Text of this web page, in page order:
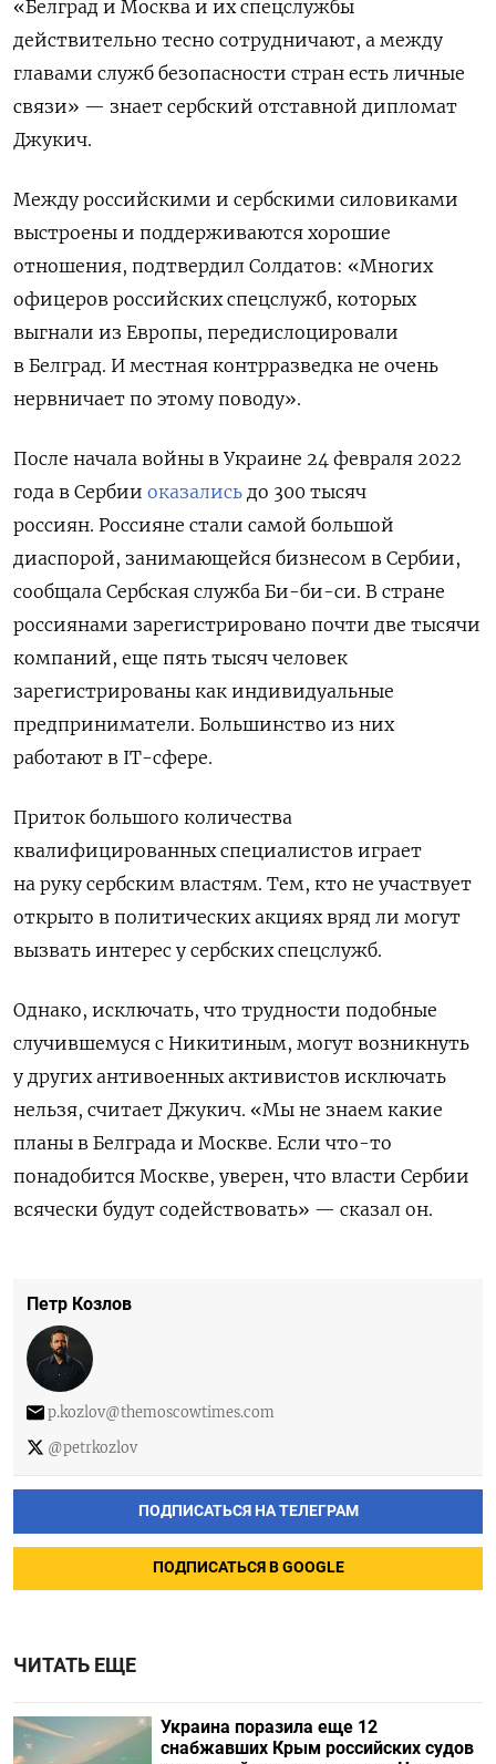
«Белград и Москва и их спецслужбы
действительно тесно сотрудничают, а между
главами служб безопасности стран есть личные
связи» — знает сербский отставной дипломат
Джукич.
Между российскими и сербскими силовиками
выстроены и поддерживаются хорошие
отношения, подтвердил Солдатов: «Многих
офицеров российских спецслужб, которых
выгнали из Европы, передислоцировали
в Белград. И местная контрразведка не очень
нервничает по этому поводу».
После начала войны в Украине 24 февраля 2022
года в Сербии оказались до 300 тысяч
россиян. Россияне стали самой большой
диаспорой, занимающейся бизнесом в Сербии,
сообщала Сербская служба Би-би-си. В стране
россиянами зарегистрировано почти две тысячи
компаний, еще пять тысяч человек
зарегистрированы как индивидуальные
предприниматели. Большинство из них
работают в IT-сфере.
Приток большого количества
квалифицированных специалистов играет
на руку сербским властям. Тем, кто не участвует
открыто в политических акциях вряд ли могут
вызвать интерес у сербских спецслужб.
Однако, исключать, что трудности подобные
случившемуся с Никитиным, могут возникнуть
у других антивоенных активистов исключать
нельзя, считает Джукич. «Мы не знаем какие
планы в Белграда и Москве. Если что-то
понадобится Москве, уверен, что власти Сербии
всячески будут содействовать» — сказал он.
Петр Козлов
p.kozlov@themoscowtimes.com
@petrkozlov
ПОДПИСАТЬСЯ НА ТЕЛЕГРАМ
ПОДПИСАТЬСЯ В GOOGLE
ЧИТАТЬ ЕЩЕ
Украина поразила еще 12
снабжавших Крым российских судов